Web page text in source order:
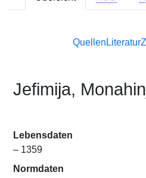
Quellen Literatur
Jefimija,
Lebensdaten
– 1359
Normdaten